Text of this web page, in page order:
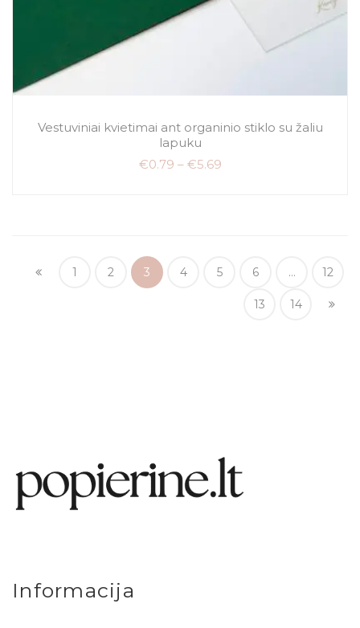
Vestuviniai kvietimai ant organinio stiklo su žaliu
lapuku
€0.79 – €5.69
1 2 3 4 5 6 … 12
13 14
Informacija